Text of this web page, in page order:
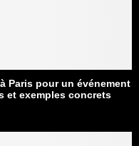
Paris pour un événement
et exemples concrets